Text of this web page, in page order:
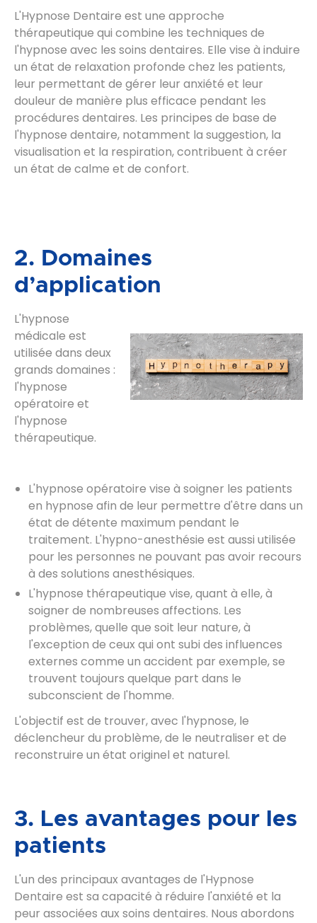
L'Hypnose Dentaire est une approche
thérapeutique qui combine les techniques de
l'hypnose avec les soins dentaires. Elle vise à induire
un état de relaxation profonde chez les patients,
leur permettant de gérer leur anxiété et leur
douleur de manière plus efficace pendant les
procédures dentaires. Les principes de base de
l'hypnose dentaire, notamment la suggestion, la
visualisation et la respiration, contribuent à créer
un état de calme et de confort.
2. Domaines
d’application
L'hypnose
médicale est
utilisée dans deux
grands domaines :
l'hypnose
opératoire et
l'hypnose
thérapeutique.
L'hypnose opératoire vise à soigner les patients
en hypnose afin de leur permettre d'être dans un
état de détente maximum pendant le
traitement. L'hypno-anesthésie est aussi utilisée
pour les personnes ne pouvant pas avoir recours
à des solutions anesthésiques.
L'hypnose thérapeutique vise, quant à elle, à
soigner de nombreuses affections. Les
problèmes, quelle que soit leur nature, à
l'exception de ceux qui ont subi des influences
externes comme un accident par exemple, se
trouvent toujours quelque part dans le
subconscient de l'homme.
L'objectif est de trouver, avec l'hypnose, le
déclencheur du problème, de le neutraliser et de
reconstruire un état originel et naturel.
3. Les avantages pour les
patients
L'un des principaux avantages de l'Hypnose
Dentaire est sa capacité à réduire l'anxiété et la
peur associées aux soins dentaires. Nous abordons